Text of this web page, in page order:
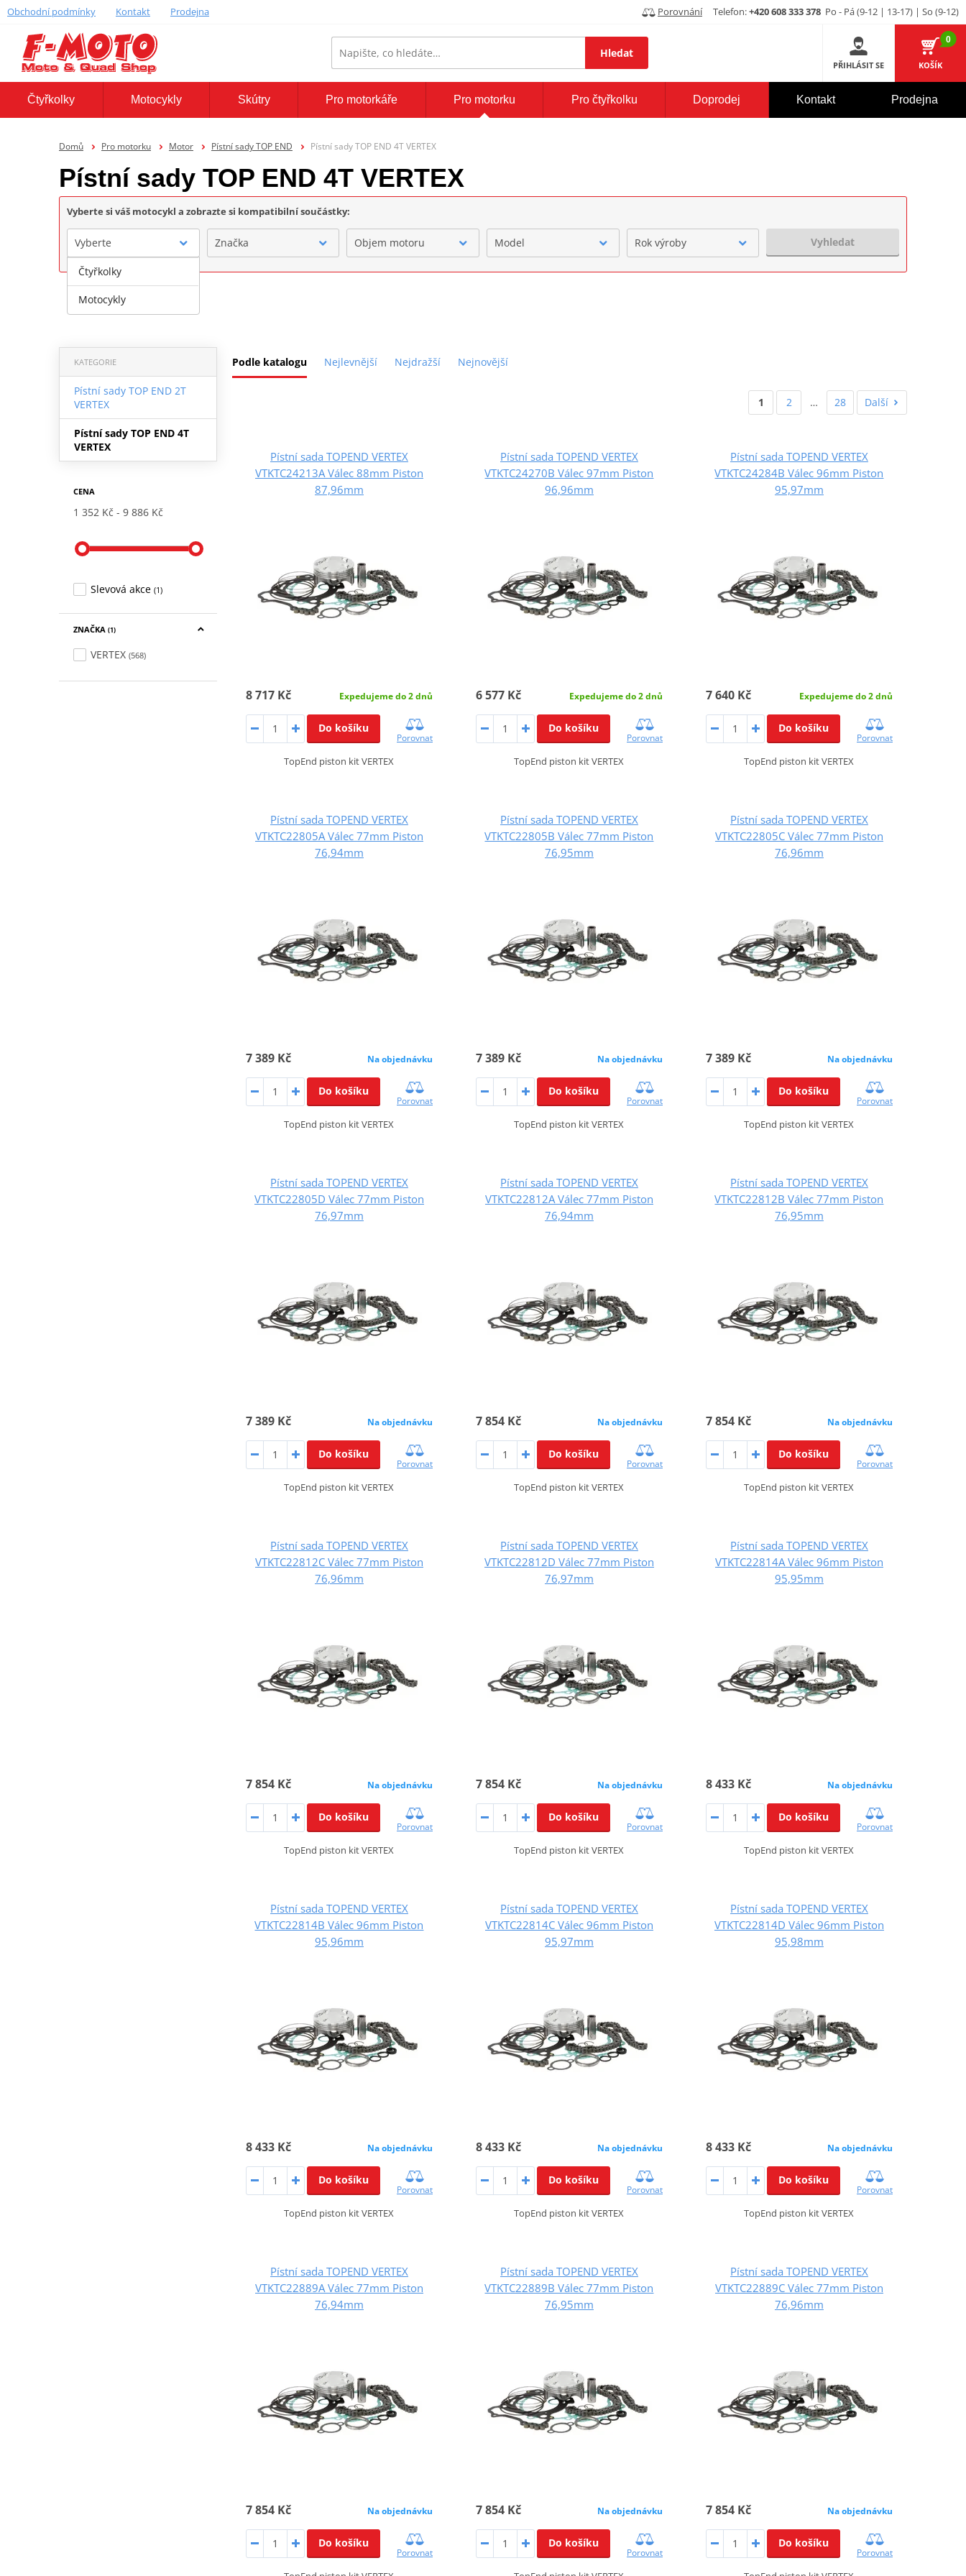
Obchodní podmínky Kontakt Prodejna Porovnání Telefon:+420 608 333 378 Po - Pá (9-12 | 13-17) | So (9-12)
Hledat
PŘIHLÁSIT SE
0
KOŠÍK
Čtyřkolky Motocykly Skútry Pro motorkáře Pro motorku Pro čtyřkolku Doprodej Kontakt Prodejna
Domů Pro motorku Motor Pístní sady TOP END Pístní sady TOP END 4T VERTEX
Pístní sady TOP END 4T VERTEX
Vyberte si váš motocykl a zobrazte si kompatibilní součástky:
Vyberte Značka Objem motoru Model Rok výroby Vyhledat
Podle katalogu Nejlevnější Nejdražší Nejnovější
KATEGORIE
Pístní sady TOP END 2T
VERTEX
Pístní sady TOP END 4T
VERTEX
CENA
1 352 Kč 9 886 Kč
Slevová akce (1)
ZNAČKA (1)
VERTEX (568)
1 2 … 28 Další
Pístní sada TOPEND VERTEX
VTKTC24213A Válec 88mm Piston
87,96mm
8 717 Kč Expedujeme do 2 dnů
Do košíku
Porovnat
TopEnd piston kit VERTEX
Pístní sada TOPEND VERTEX
VTKTC24270B Válec 97mm Piston
96,96mm
6 577 Kč Expedujeme do 2 dnů
Do košíku
Porovnat
TopEnd piston kit VERTEX
Pístní sada TOPEND VERTEX
VTKTC24284B Válec 96mm Piston
95,97mm
7 640 Kč Expedujeme do 2 dnů
Do košíku
Porovnat
TopEnd piston kit VERTEX
Pístní sada TOPEND VERTEX
VTKTC22805A Válec 77mm Piston
76,94mm
7 389 Kč Na objednávku
Do košíku
Porovnat
TopEnd piston kit VERTEX
Pístní sada TOPEND VERTEX
VTKTC22805B Válec 77mm Piston
76,95mm
7 389 Kč Na objednávku
Do košíku
Porovnat
TopEnd piston kit VERTEX
Pístní sada TOPEND VERTEX
VTKTC22805C Válec 77mm Piston
76,96mm
7 389 Kč Na objednávku
Do košíku
Porovnat
TopEnd piston kit VERTEX
Pístní sada TOPEND VERTEX
VTKTC22805D Válec 77mm Piston
76,97mm
7 389 Kč Na objednávku
Do košíku
Porovnat
TopEnd piston kit VERTEX
Pístní sada TOPEND VERTEX
VTKTC22812A Válec 77mm Piston
76,94mm
7 854 Kč Na objednávku
Do košíku
Porovnat
TopEnd piston kit VERTEX
Pístní sada TOPEND VERTEX
VTKTC22812B Válec 77mm Piston
76,95mm
7 854 Kč Na objednávku
Do košíku
Porovnat
TopEnd piston kit VERTEX
Pístní sada TOPEND VERTEX
VTKTC22812C Válec 77mm Piston
76,96mm
7 854 Kč Na objednávku
Do košíku
Porovnat
TopEnd piston kit VERTEX
Pístní sada TOPEND VERTEX
VTKTC22812D Válec 77mm Piston
76,97mm
7 854 Kč Na objednávku
Do košíku
Porovnat
TopEnd piston kit VERTEX
Pístní sada TOPEND VERTEX
VTKTC22814A Válec 96mm Piston
95,95mm
8 433 Kč Na objednávku
Do košíku
Porovnat
TopEnd piston kit VERTEX
Pístní sada TOPEND VERTEX
VTKTC22814B Válec 96mm Piston
95,96mm
8 433 Kč Na objednávku
Do košíku
Porovnat
TopEnd piston kit VERTEX
Pístní sada TOPEND VERTEX
VTKTC22814C Válec 96mm Piston
95,97mm
8 433 Kč Na objednávku
Do košíku
Porovnat
TopEnd piston kit VERTEX
Pístní sada TOPEND VERTEX
VTKTC22814D Válec 96mm Piston
95,98mm
8 433 Kč Na objednávku
Do košíku
Porovnat
TopEnd piston kit VERTEX
Pístní sada TOPEND VERTEX
VTKTC22889A Válec 77mm Piston
76,94mm
7 854 Kč Na objednávku
Do košíku
Porovnat
Pístní sada TOPEND VERTEX
VTKTC22889B Válec 77mm Piston
76,95mm
7 854 Kč Na objednávku
Do košíku
Porovnat
Pístní sada TOPEND VERTEX
VTKTC22889C Válec 77mm Piston
76,96mm
7 854 Kč Na objednávku
Do košíku
Porovnat
Čtyřkolky
Motocykly